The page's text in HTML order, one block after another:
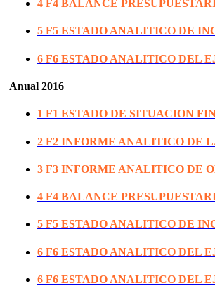
4 F4 BALANCE
5 F5 ESTADO ANALITICO DE
6 F6 ESTADO ANALITICO DEL
Anual 2016
1 F1 ESTADO DE SITUACION
2 F2 INFORME ANALITICO DE
3 F3 INFORME ANALITICO DE
4 F4 BALANCE
5 F5 ESTADO ANALITICO DE
6 F6 ESTADO ANALITICO DEL
6 F6 ESTADO ANALITICO DEL